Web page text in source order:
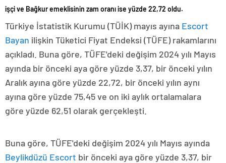
işçi ve Bağkur emeklisinin zam oranı ise yüzde 22,72 oldu.
Türkiye İstatistik Kurumu (TÜİK) mayıs ayına Escort
Bayan ilişkin Tüketici Fiyat Endeksi (TÜFE) rakamlarını
açıkladı. Buna göre, TÜFE'deki değişim 2024 yılı Mayıs
ayında bir önceki aya göre yüzde 3,37, bir önceki yılın
Aralık ayına göre yüzde 22,72, bir önceki yılın aynı
ayına göre yüzde 75,45 ve on iki aylık ortalamalara
göre yüzde 62,51 olarak gerçekleşti.
Buna göre, TÜFE'deki değişim 2024 yılı Mayıs ayında
Beylikdüzü Escort bir önceki aya göre yüzde 3,37, bir